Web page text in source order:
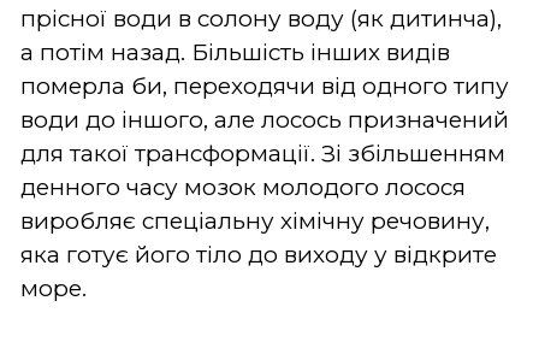
прісної води в солону воду (як дитинча),
а потім назад. Більшість інших видів
померла би, переходячи від одного типу
води до іншого, але лосось призначений
для такої трансформації. Зі збільшенням
денного часу мозок молодого лосося
виробляє спеціальну хімічну речовину,
яка готує його тіло до виходу у відкрите
море.